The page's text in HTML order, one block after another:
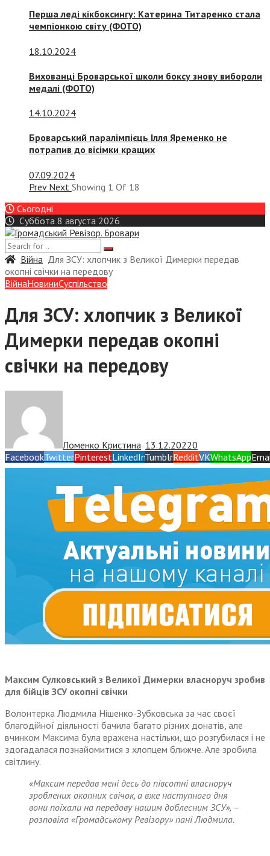
Перша леді кікбоксингу: Катерина Титаренко стала
чемпіонкою світу (ФОТО)
18.10.2024
Вихованці Броварської школи боксу знову вибороли
медалі (ФОТО)
14.10.2024
Броварський паралімпієць Ілля Яременко не
потрапив до вісімки кращих
07.09.2024
Prev Next Showing 1 Of 18
Сьогодні
Суббота 8 августа 2026
Війна Для ЗСУ: хлопчик з Великої Димерки передав
окопні свічки на передову
ВійнаНовиниСуспiльство
Для ЗСУ: хлопчик з Великої
Димерки передав окопні
свічки на передову
Ломенко Кристина— 13.12.20220
FacebookTwitterPinterestLinkedInTumblrRedditVKWhatsApp
Максим Сулковський з Великої Димерки власноруч зробив
для бійців ЗСУ окопні свічки
Волонтерка Людмила Нішенко-Зубковська за час своєї
благодійної діяльності бачила багато різних донатів, але
вчинком Максима була вражена настільки, що розгубилася і не
здогадалася познайомитися з хлопцем ближче. Але зробила
світлину.
«Максим передав мені десь до півсотні власноруч
зроблених окопних свічок, а вже наступного дня
вони поїхали на передову нашим доблесним ЗСУ», –
розповіла «Громадському Ревізору» пані Людмила.